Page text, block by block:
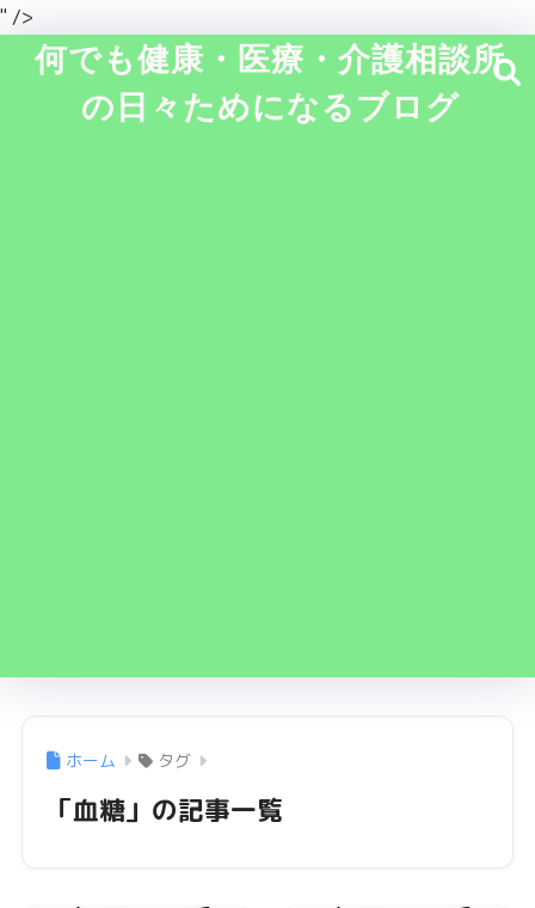
" />
何でも健康・医療・介護相談所
の日々ためになるブログ
ホーム タグ
「血糖」の記事一覧